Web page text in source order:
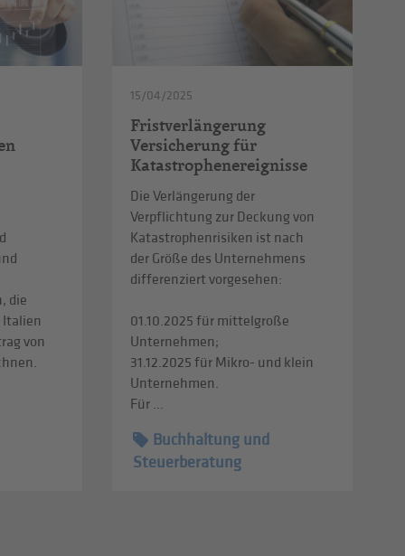
die
von
15/04/2025
Fristverlängerung
Versicherung für
Katastrophenereignisse
Die Verlängerung der
Verpflichtung zur Deckung von
Katastrophenrisiken ist nach
der Größe des Unternehmens
differenziert vorgesehen:
01.10.2025 für mittelgroße
Unternehmen;
31.12.2025 für Mikro- und klein
Unternehmen.
Für ...
Buchhaltung und
Steuerberatung